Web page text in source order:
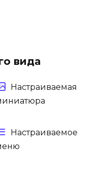
вида
Настраиваемая
Настраиваемое